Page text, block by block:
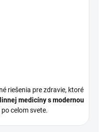
riešenia pre zdravie, ktoré
medicíny s modernou
celom svete.